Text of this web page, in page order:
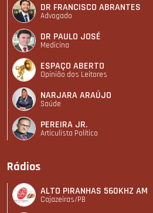
DR FRANCISCO ABRANTES
Advogado
DR PAULO JOSÉ
Medicina
ESPAÇO ABERTO
Opinião dos Leitores
NARJARA ARAÚJO
Saúde
PEREIRA JR.
Articulista Polí­tico
Rádios
ALTO PIRANHAS 560KHZ AM
Cajazeiras/PB